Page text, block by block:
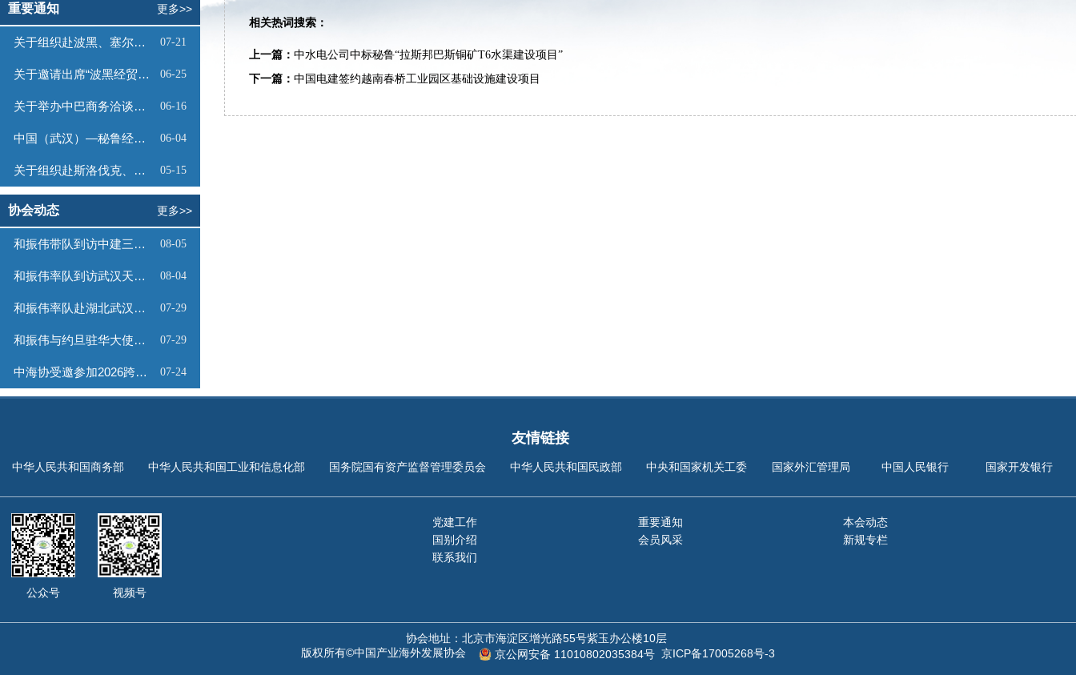
重要通知 更多>>
关于组织赴波黑、塞尔维亚商务考察的函 07-21
关于邀请出席“波黑经贸投资推介会”的函 06-25
关于举办中巴商务洽谈会的通知 06-16
中国（武汉）—秘鲁经贸合作推介会邀请函 06-04
关于组织赴斯洛伐克、奥地利商务考察的函 05-15
协会动态 更多>>
和振伟带队到访中建三局数字工程有限公司 08-05
和振伟率队到访武汉天源集团 08-04
和振伟率队赴湖北武汉调研 07-29
和振伟与约旦驻华大使会谈 07-29
中海协受邀参加2026跨境能源矿产出海专题路演会 07-24
相关热词搜索：
上一篇： 中水电公司中标秘鲁“拉斯邦巴斯铜矿T6水渠建设项目”
下一篇： 中国电建签约越南春桥工业园区基础设施建设项目
友情链接
中华人民共和国商务部 中华人民共和国工业和信息化部 国务院国有资产监督管理委员会 中华人民共和国民政部 中央和国家机关工委 国家外汇管理局 中国人民银行 国家开发银行
公众号 视频号
党建工作 重要通知
本会动态
国别介绍
会员风采
新规专栏
联系我们
协会地址：北京市海淀区增光路55号紫玉办公楼10层
版权所有©中国产业海外发展协会
京公网安备 11010802035384号 京ICP备17005268号-3